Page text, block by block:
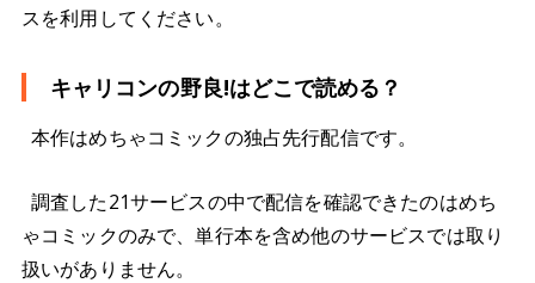
スを利用してください。
キャリコンの野良!はどこで読める？
本作はめちゃコミックの独占先行配信です。
調査した21サービスの中で配信を確認できたのはめち
ゃコミックのみで、単行本を含め他のサービスでは取り
扱いがありません。